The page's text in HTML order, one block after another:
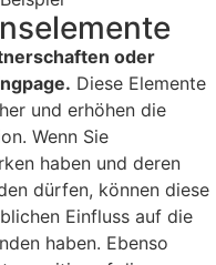
oder
Diese Elemente
und erhöhen die
Wenn Sie
haben und deren
dürfen, können diese
Einfluss auf die
haben. Ebenso